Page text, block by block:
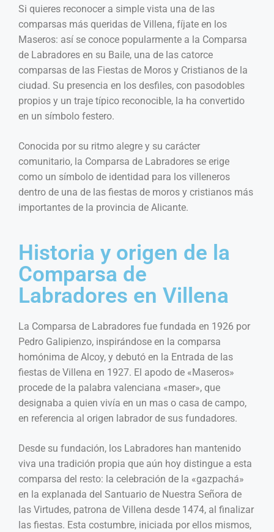
Si quieres reconocer a simple vista una de las
comparsas más queridas de Villena, fíjate en los
Maseros: así se conoce popularmente a la Comparsa
de Labradores en su Baile, una de las catorce
comparsas de las Fiestas de Moros y Cristianos de la
ciudad. Su presencia en los desfiles, con pasodobles
propios y un traje típico reconocible, la ha convertido
en un símbolo festero.
Conocida por su ritmo alegre y su carácter
comunitario, la Comparsa de Labradores se erige
como un símbolo de identidad para los villeneros
dentro de una de las fiestas de moros y cristianos más
importantes de la provincia de Alicante.
Historia y origen de la
Comparsa de
Labradores en Villena
La Comparsa de Labradores fue fundada en 1926 por
Pedro Galipienzo, inspirándose en la comparsa
homónima de Alcoy, y debutó en la Entrada de las
fiestas de Villena en 1927. El apodo de «Maseros»
procede de la palabra valenciana «maser», que
designaba a quien vivía en un mas o casa de campo,
en referencia al origen labrador de sus fundadores.
Desde su fundación, los Labradores han mantenido
viva una tradición propia que aún hoy distingue a esta
comparsa del resto: la celebración de la «gazpachá»
en la explanada del Santuario de Nuestra Señora de
las Virtudes, patrona de Villena desde 1474, al finalizar
las fiestas. Esta costumbre, iniciada por ellos mismos,